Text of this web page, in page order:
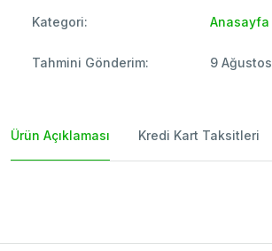
Kategori: Anasayfa
Tahmini Gönderim: 9 Ağustos
Ürün Açıklaması Kredi Kart Taksitleri